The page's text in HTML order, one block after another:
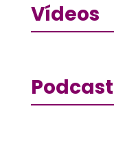
Vídeos
Podcast